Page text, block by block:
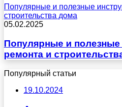
Популярные и полезные
строительства дома
05.02.2025
Популярные и
ремонта и
Популярный статьи
19.10.2024